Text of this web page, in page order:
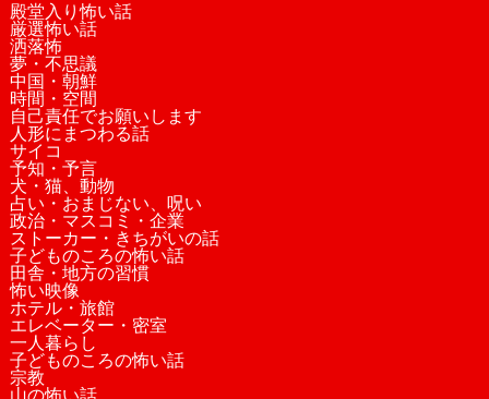
殿堂入り怖い話
厳選怖い話
洒落怖
夢・不思議
中国・朝鮮
時間・空間
自己責任でお願いします
人形にまつわる話
サイコ
予知・予言
犬・猫、動物
占い・おまじない、呪い
政治・マスコミ・企業
ストーカー・きちがいの話
子どものころの怖い話
田舎・地方の習慣
怖い映像
ホテル・旅館
エレベーター・密室
一人暮らし
子どものころの怖い話
宗教
山の怖い話